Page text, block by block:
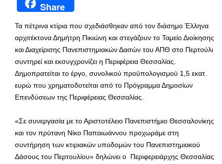
Share
Τα πέτρινα κτίρια που σχεδιάσθηκαν από τον διάσημο Έλληνα
αρχιτέκτονα Δημήτρη Πικιώνη και στεγάζουν το Ταμείο Διοίκησης
και Διαχείρισης Πανεπιστημιακών Δασών του ΑΠΘ στο Περτούλι
συντηρεί και εκσυγχρονίζει η Περιφέρεια Θεσσαλίας.
Δημοπρατείται το έργο, συνολικού προϋπολογισμού 1,5 εκατ.
ευρώ που χρηματοδοτείται από το Πρόγραμμα Δημοσίων
Επενδύσεων της Περιφέρειας Θεσσαλίας.
«Σε συνεργασία με το Αριστοτέλειο Πανεπιστήμιο Θεσσαλονίκης
και τον πρύτανη Νίκο Παπαιωάννου προχωράμε στη
συντήρηση των κτιριακών υποδομών του Πανεπιστημιακού
Δάσους του Περτουλίου» δηλώνει ο Περιφερειάρχης Θεσσαλίας